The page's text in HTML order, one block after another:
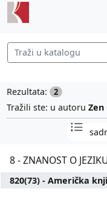
Rezultata: 2
Tražili ste: u autoru Zen
8 - ZNANOST O
820(73) - Američka